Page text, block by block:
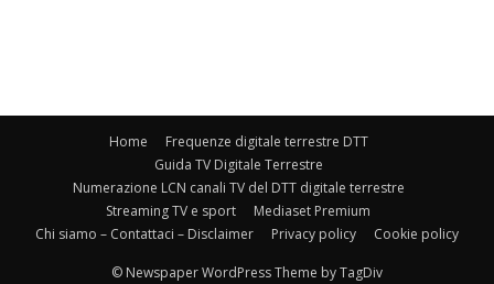
Home
Frequenze digitale terrestre DTT
Guida TV Digitale Terrestre
Numerazione LCN canali TV del DTT digitale terrestre
Streaming TV e sport
Mediaset Premium
Chi siamo – Contattaci – Disclaimer
Privacy policy Cookie policy
© Newspaper WordPress Theme by TagDiv